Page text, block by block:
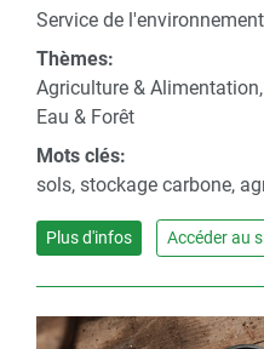
Service de
Thèmes:
Agriculture &
Eau & Forêt
Mots clés:
sols, stockage carbone,
Plus d'infos Accéder au